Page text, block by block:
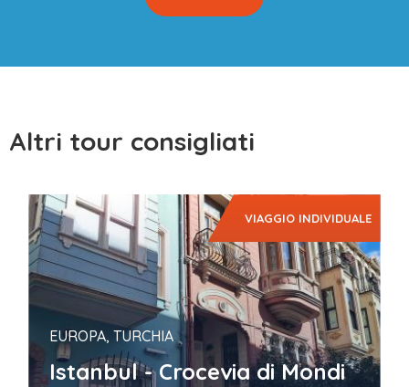
Altri tour consigliati
VIAGGIO INDIVIDUALE
EUROPA, TURCHIA
Istanbul - Crocevia di Mondi